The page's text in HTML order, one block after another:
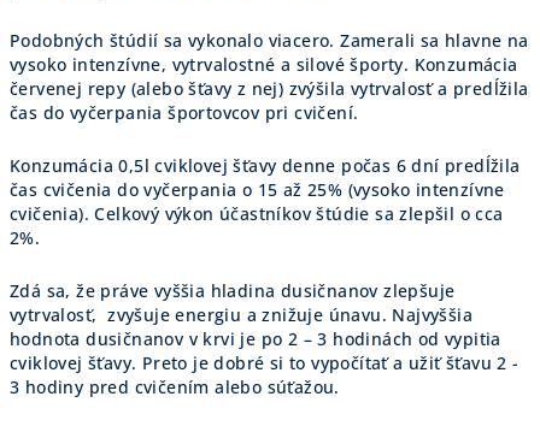
Podobných štúdií sa vykonalo viacero. Zamerali sa hlavne na
vysoko intenzívne, vytrvalostné a silové športy. Konzumácia
červenej repy (alebo šťavy z nej) zvýšila vytrvalosť a predĺžila
čas do vyčerpania športovcov pri cvičení.
Konzumácia 0,5l cviklovej šťavy denne počas 6 dní predĺžila
čas cvičenia do vyčerpania o 15 až 25% (vysoko intenzívne
cvičenia). Celkový výkon účastníkov štúdie sa zlepšil o cca
2%.
Zdá sa, že práve vyššia hladina dusičnanov zlepšuje
vytrvalosť, zvyšuje energiu a znižuje únavu. Najvyššia
hodnota dusičnanov v krvi je po 2 – 3 hodinách od vypitia
cviklovej šťavy. Preto je dobré si to vypočítať a užiť šťavu 2 -
3 hodiny pred cvičením alebo súťažou.